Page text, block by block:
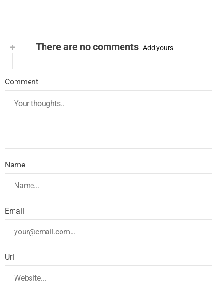
+ There are no comments Add yours
Comment
Name
Email
Url